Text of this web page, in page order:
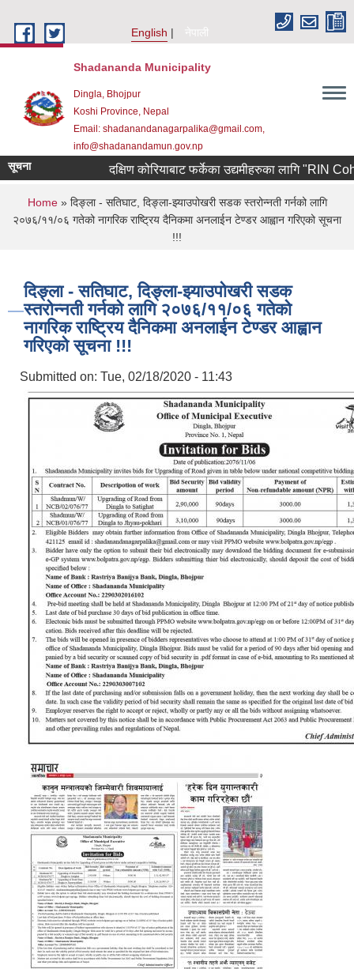
English
नेपाली
Shadananda Municipality
Dingla, Bhojpur
Koshi Province, Nepal
Email: shadanandanagarpalika@gmail.com,
info@shadanandamun.gov.np
सूचना दक्षिण कोरियाबाट फर्केका उद्यमीहरुका लागि "RIN
You are here
Home» दिङ्ला - सतिघाट, दिङ्ला-झ्याउपोखरी सडक स्तरोन्नती गर्नको लागि
२०७६/११/०६ गतेको नागरिक राष्ट्रिय दैनिकमा अनलाईन टेण्डर आह्वान गरिएको सूचना
!!!
दिङ्ला - सतिघाट, दिङ्ला-झ्याउपोखरी सडक
स्तरोन्नती गर्नको लागि २०७६/११/०६ गतेको
नागरिक राष्ट्रिय दैनिकमा अनलाईन टेण्डर आह्वान
गरिएको सूचना !!!
Submitted on: Tue, 02/18/2020 - 11:43